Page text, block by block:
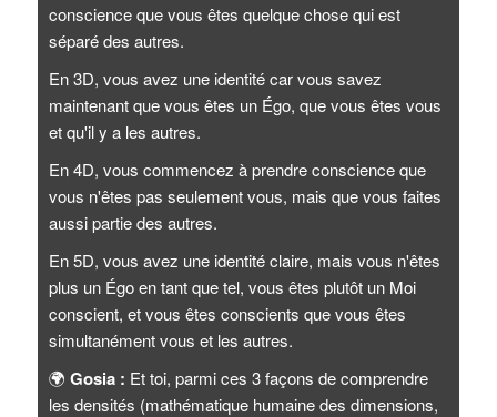
conscience que vous êtes quelque chose qui est
séparé des autres.
En 3D, vous avez une identité car vous savez
maintenant que vous êtes un Égo, que vous êtes vous
et qu'il y a les autres.
En 4D, vous commencez à prendre conscience que
vous n'êtes pas seulement vous, mais que vous faites
aussi partie des autres.
En 5D, vous avez une identité claire, mais vous n'êtes
plus un Égo en tant que tel, vous êtes plutôt un Moi
conscient, et vous êtes conscients que vous êtes
simultanément vous et les autres.
🌍 Gosia : Et toi, parmi ces 3 façons de comprendre
les densités (mathématique humaine des dimensions,